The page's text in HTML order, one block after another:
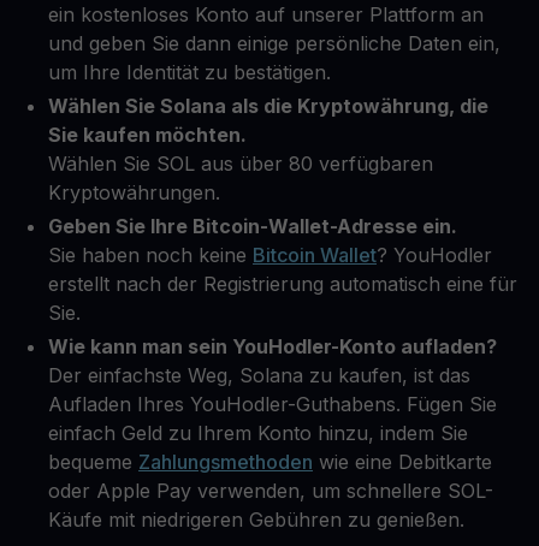
ein kostenloses Konto auf unserer Plattform an
und geben Sie dann einige persönliche Daten ein,
um Ihre Identität zu bestätigen.
Wählen Sie Solana als die Kryptowährung, die
Sie kaufen möchten.
Wählen Sie SOL aus über 80 verfügbaren
Kryptowährungen.
Geben Sie Ihre Bitcoin-Wallet-Adresse ein.
Sie haben noch keine Bitcoin Wallet? YouHodler
erstellt nach der Registrierung automatisch eine für
Sie.
Wie kann man sein YouHodler-Konto aufladen?
Der einfachste Weg, Solana zu kaufen, ist das
Aufladen Ihres YouHodler-Guthabens. Fügen Sie
einfach Geld zu Ihrem Konto hinzu, indem Sie
bequeme Zahlungsmethoden wie eine Debitkarte
oder Apple Pay verwenden, um schnellere SOL-
Käufe mit niedrigeren Gebühren zu genießen.